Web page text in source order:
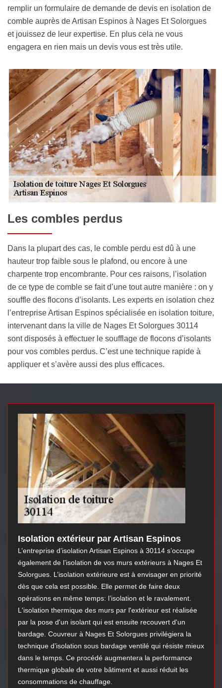
remplir un formulaire de demande de devis en isolation de
comble auprès de Artisan Espinos à Nages Et Solorgues
et jouissez de leur expertise. En plus cela ne vous
engagera en rien mais un devis vous est très utile.
Les combles perdus
Dans la plupart des cas, le comble perdu est dû à une
hauteur trop faible sous le plafond, ou encore à une
charpente trop encombrante. Pour ces raisons, l’isolation
de ce type de comble se fait d’une tout autre manière : on y
souffle des flocons d’isolants. Les experts en isolation chez
l’entreprise Artisan Espinos spécialisée en isolation toiture,
intervenant dans la ville de Nages Et Solorgues 30114
sont disposés à effectuer le soufflage de flocons d’isolants
pour vos combles perdus. C’est une technique rapide à
appliquer et s’avère aussi des plus efficaces.
Isolation extérieur par Artisan Espinos
L’entreprise d’isolation Artisan Espinos à 30114 s’occupe
également de l’isolation de vos murs extérieurs à Nages Et
Solorgues. L’isolation extérieure est à envisager en priorité
dès que cela est possible. Elle permet de faire deux
opérations en même temps: l’isolation et le ravalement.
L'isolation thermique des murs par l'extérieur est réalisée
par la pose d'un isolant qui est ensuite recouvert d'un
bardage. Couvreur à Nages Et Solorgues privilégiera la
technique d’isolation sous bardage ventilé qui résiste mieux
dans le temps. Ce procédé augmentera la performance
thermique globale de votre bâtiment et aussi réduit les
consommations de chauffage.